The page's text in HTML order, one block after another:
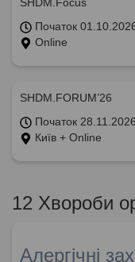
Початок
Online
SHDM.FORUM’26
Початок 28.11.2026
Київ + Online
12 Хвороби
Алергічні